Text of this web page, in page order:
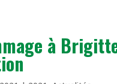
à